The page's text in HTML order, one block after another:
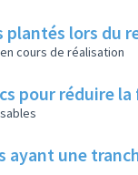
plantés lors
cours de réalisation
pour réduire
une